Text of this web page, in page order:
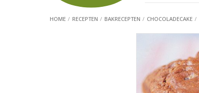
HOME RECEPTEN BAKRECEPTEN CHOCOLADECAKE